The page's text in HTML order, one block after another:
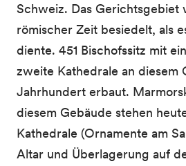
Schweiz. Das Gerichtsgebiet
römischer Zeit besiedelt, als
diente. 451 Bischofssitz mit
zweite Kathedrale an diesem
Jahrhundert erbaut.
diesem Gebäude stehen
Kathedrale (Ornamente am
Altar und Überlagerung auf